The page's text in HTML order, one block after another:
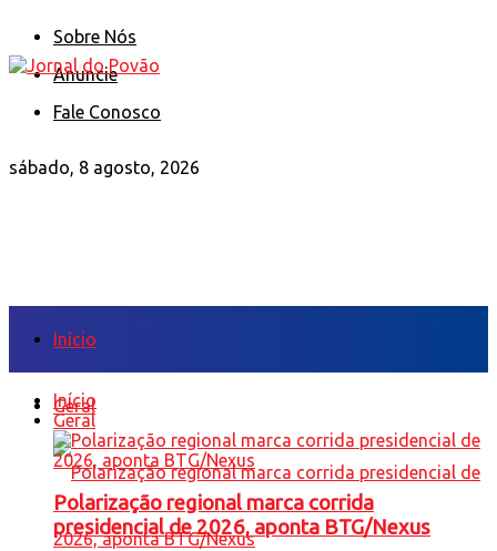
Sobre Nós
Anuncie
Fale Conosco
sábado, 8 agosto, 2026
Início
Geral
Início
Geral
Polarização regional marca corrida
presidencial de 2026, aponta BTG/Nexus